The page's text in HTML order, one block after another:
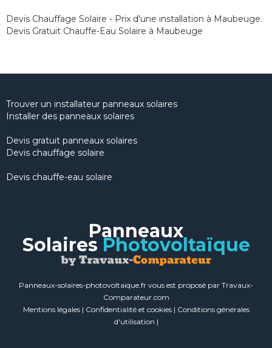
Devis Chauffage Solaire - Prix d'une installation à Maubeuge.
Devis Gratuit Chauffe-Eau Solaire à Maubeuge
Trouver un installateur panneaux solaires
Installer des panneaux solaires
Devis gratuit panneaux solaires
Devis chauffage solaire
Devis chauffe-eau solaire
Panneaux
Solaires Photovoltaïque
Panneaux-solaires-photovoltaique.fr vous est proposé par Travaux-
Comparateur.com
Mentions légales| Confidentialité et cookies| Conditions générales
d'utilisation |